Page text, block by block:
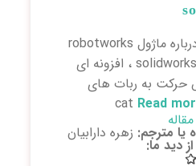
دو صفحه درباره ماژول robotworks
از نرم افزار solidworks ، افزونه ای
حرکت به ربات های
Read
robotworks
نرم افزار
یا مترجم:زهره دارابیان
دید ما: